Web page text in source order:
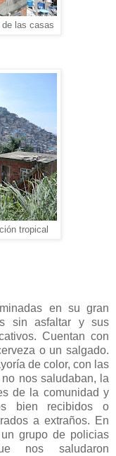
de las casas
tropical
en su gran
sin asfaltar y sus
Cuentan con
o un salgado.
de color, con las
nos saludaban, la
de la comunidad y
bien recibidos o
a extraños. En
grupo de policias
nos saludaron